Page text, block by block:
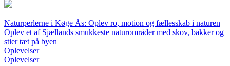
Naturperlerne i Køge Ås: Oplev ro, motion og fællesskab i naturen
Oplev et af Sjællands smukkeste naturområder med skov, bakker og
stier tæt på byen
Oplevelser
Oplevelser